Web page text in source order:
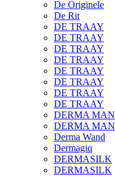
De Originele
De Rit
DE TRAAY
DE TRAAY
DE TRAAY
DE TRAAY
DE TRAAY
DE TRAAY
DE TRAAY
DE TRAAY
DERMA MAN
DERMA MAN
Derma Wand
Dermagiq
DERMASILK
DERMASILK